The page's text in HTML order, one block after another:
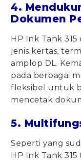
4.
Dokumen
HP Ink Tank
jenis kertas,
amplop DL.
pada berbagai
fleksibel untuk
mencetak
5.
Seperti yang
HP Ink Tank